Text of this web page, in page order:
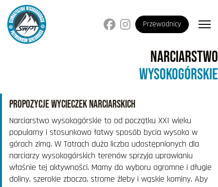
Przewodnicy
Narciarstwo
Wysokogórskie
PROPOZYCJE WYCIECZEK NARCIARSKICH
Narciarstwo wysokogórskie to od początku XXI wieku
popularny i stosunkowo łatwy sposób bycia wysoko w
górach zimą. W Tatrach duża liczba udostępnionych dla
narciarzy wysokogórskich terenów sprzyja uprawianiu
właśnie tej aktywności. Mamy do wyboru ogromne i długie
doliny, szerokie zbocza, strome żleby i wąskie kominy. Aby